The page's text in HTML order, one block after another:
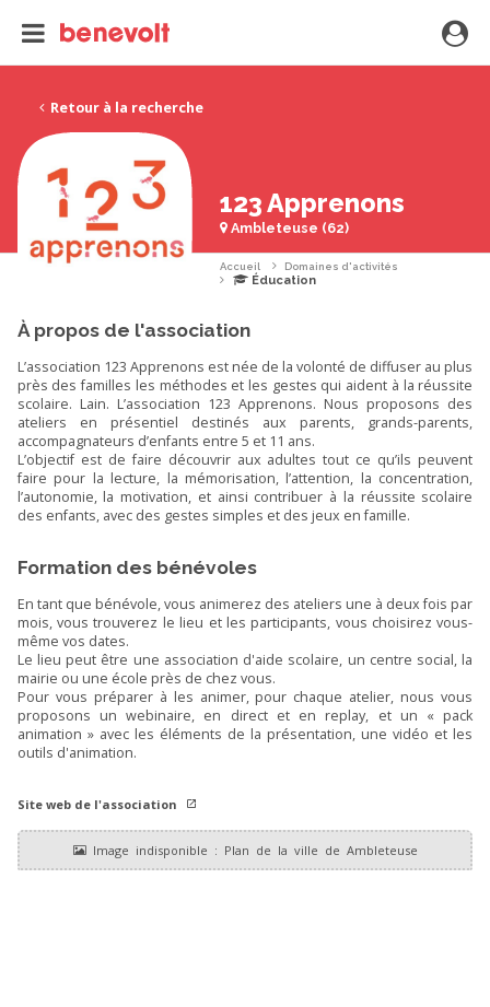
Retour à la recherche
123 Apprenons
Ambleteuse (62)
Accueil Domaines d'activités
Éducation
À propos de l'association
L’association 123 Apprenons est née de la volonté de diffuser au plus
près des familles les méthodes et les gestes qui aident à la réussite
scolaire. Lain. L’association 123 Apprenons. Nous proposons des
ateliers en présentiel destinés aux parents, grands-parents,
accompagnateurs d’enfants entre 5 et 11 ans.
L’objectif est de faire découvrir aux adultes tout ce qu’ils peuvent
faire pour la lecture, la mémorisation, l’attention, la concentration,
l’autonomie, la motivation, et ainsi contribuer à la réussite scolaire
des enfants, avec des gestes simples et des jeux en famille.
Formation des bénévoles
En tant que bénévole, vous animerez des ateliers une à deux fois par
mois, vous trouverez le lieu et les participants, vous choisirez vous-
même vos dates.
Le lieu peut être une association d'aide scolaire, un centre social, la
mairie ou une école près de chez vous.
Pour vous préparer à les animer, pour chaque atelier, nous vous
proposons un webinaire, en direct et en replay, et un « pack
animation » avec les éléments de la présentation, une vidéo et les
outils d'animation.
Site web de l'association